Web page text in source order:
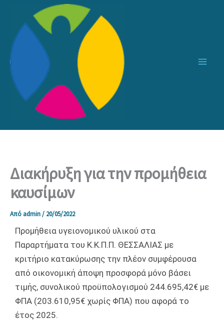
περιεχόμενο
Διακήρυξη για την προμήθεια
καυσίμων
Από admin/ 20/05/2022
Προμήθεια υγειονομικού υλικού στα
Παραρτήματα του Κ.Κ.Π.Π. ΘΕΣΣΑΛΙΑΣ με
κριτήριο κατακύρωσης την πλέον συμφέρουσα
από οικονομική άποψη προσφορά μόνο βάσει
τιμής, συνολικού προϋπολογισμού 244.695,42€ με
ΦΠΑ (203.610,95€ χωρίς ΦΠΑ) που αφορά το
έτος 2025.